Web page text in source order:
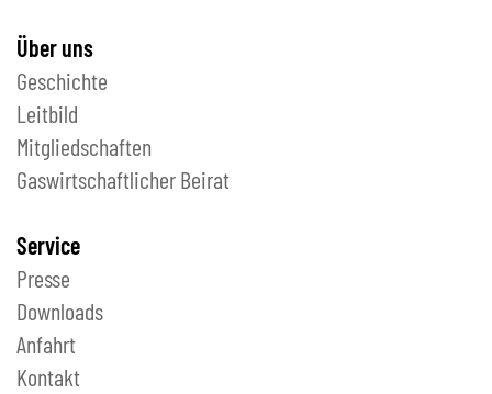
Über uns
Geschichte
Leitbild
Mitgliedschaften
Gaswirtschaftlicher Beirat
Service
Presse
Downloads
Anfahrt
Kontakt